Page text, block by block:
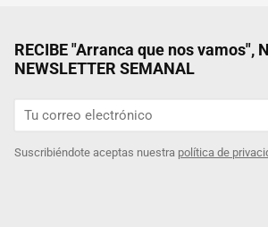
RECIBE "Arranca que nos vamos",
NEWSLETTER SEMANAL
Suscribiéndote aceptas nuestra política de